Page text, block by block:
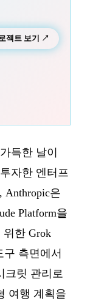
젝트 보기 ↗
득한 날이
자한 엔터프
Anthropic은
Platform을
한 Grok
구 측면에서
크릿 관리로
여행 계획을